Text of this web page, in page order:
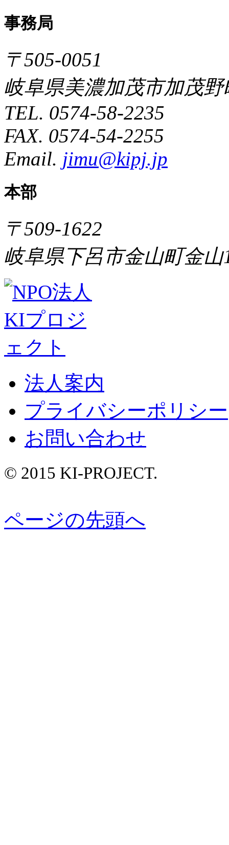
事務局
〒505-0051
岐阜県美濃加茂市加茂野
TEL. 0574-58-2235
FAX. 0574-54-2255
Email. jimu@kipj.jp
本部
〒509-1622
岐阜県下呂市金山町金山
法人案内
プライバシーポリシー
お問い合わせ
© 2015 KI-PROJECT.
ページの先頭へ